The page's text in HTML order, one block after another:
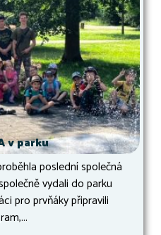
v parku
poslední společná
vydali do parku
pro prvňáky připravili